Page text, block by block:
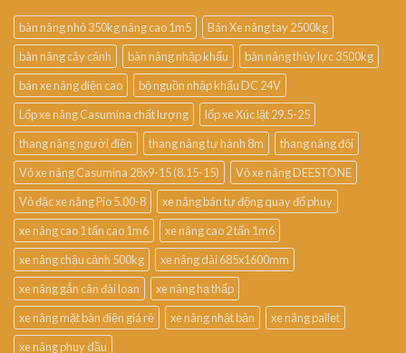
bàn nâng nhỏ 350kg nâng cao 1m5
Bán Xe nâng tay 2500kg
bàn nâng cây cảnh
bàn nâng nhập khẩu
bàn nâng thủy lực 3500kg
bán xe nâng điện cao
bộ nguồn nhập khẩu DC 24V
Lốp xe nâng Casumina chất lượng
lốp xe Xúc lật 29.5-25
thang nâng người điện
thang nâng tự hành 8m
thang nâng đôi
Vỏ xe nâng Casumina 28x9-15 (8.15-15)
Vỏ xe nâng DEESTONE
Vỏ đặc xe nâng Pio 5.00-8
xe nâng bán tự động quay đổ phuy
xe nâng cao 1 tấn cao 1m6
xe nâng cao 2 tấn 1m6
xe nâng chậu cảnh 500kg
xe nâng dài 685x1600mm
xe nâng gắn cân đài loan
xe nâng hạ thấp
xe nâng mặt bàn điện giá rẻ
xe nâng nhật bản
xe nâng pallet
xe nâng phuy dầu